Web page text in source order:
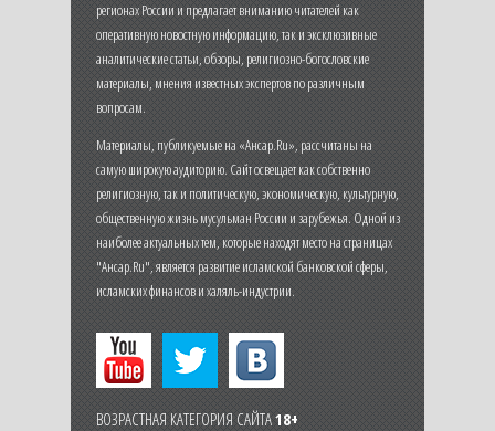
регионах России и предлагает вниманию читателей как
оперативную новостную информацию, так и эксклюзивные
аналитические статьи, обзоры, религиозно-богословские
материалы, мнения известных экспертов по различным
вопросам.
Материалы, публикуемые на «Ансар.Ru», рассчитаны на
самую широкую аудиторию. Сайт освещает как собственно
религиозную, так и политическую, экономическую, культурную,
общественную жизнь мусульман России и зарубежья. Одной из
наиболее актуальных тем, которые находят место на страницах
"Ансар.Ru", является развитие исламской банковской сферы,
исламских финансов и халяль-индустрии.
ВОЗРАСТНАЯ КАТЕГОРИЯ САЙТА18+